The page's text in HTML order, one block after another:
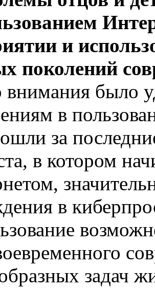
и
поколений
внимания было
в
за
в котором
в
задач